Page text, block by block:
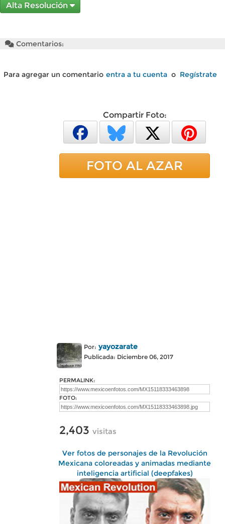
Alta Resolución
Comentarios:
Para agregar un comentario entra a tu cuenta o Regístrate
Compartir Foto:
FOTO AL AZAR
Por: yayozarate
Publicada: Diciembre 06, 2017
PERMALINK:
FOTO:
2,403 visitas
Ver fotos de personajes de la Revolución
Mexicana coloreadas y animadas mediante
inteligencia artificial (deepfakes)